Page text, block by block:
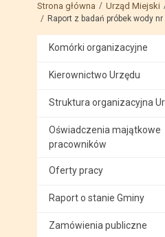
Strona główna Urząd Miejski
Raport z badań próbek wody
Komórki organizacyjne
Kierownictwo Urzędu
Struktura organizacyjna
Oświadczenia majątkowe
pracowników
Oferty pracy
Raport o stanie Gminy
Zamówienia publiczne